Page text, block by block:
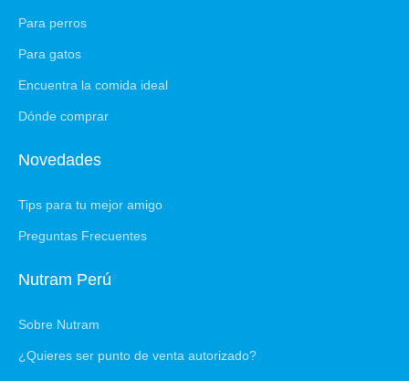
Para perros
Para gatos
Encuentra la comida ideal
Dónde comprar
Novedades
Tips para tu mejor amigo
Preguntas Frecuentes
Nutram Perú
Sobre Nutram
¿Quieres ser punto de venta autorizado?